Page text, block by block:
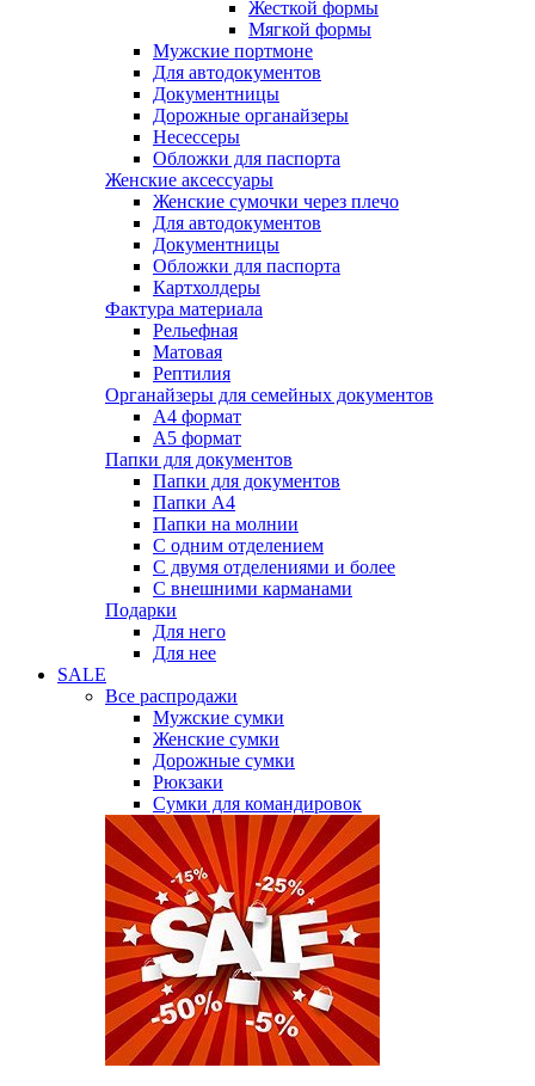
Жесткой формы
Мягкой формы
Мужские портмоне
Для автодокументов
Документницы
Дорожные органайзеры
Несессеры
Обложки для паспорта
Женские аксессуары
Женские сумочки через плечо
Для автодокументов
Документницы
Обложки для паспорта
Картхолдеры
Фактура материала
Рельефная
Матовая
Рептилия
Органайзеры для семейных документов
А4 формат
А5 формат
Папки для документов
Папки для документов
Папки А4
Папки на молнии
С одним отделением
С двумя отделениями и более
С внешними карманами
Подарки
Для него
Для нее
SALE
Все распродажи
Мужские сумки
Женские сумки
Дорожные сумки
Рюкзаки
Сумки для командировок